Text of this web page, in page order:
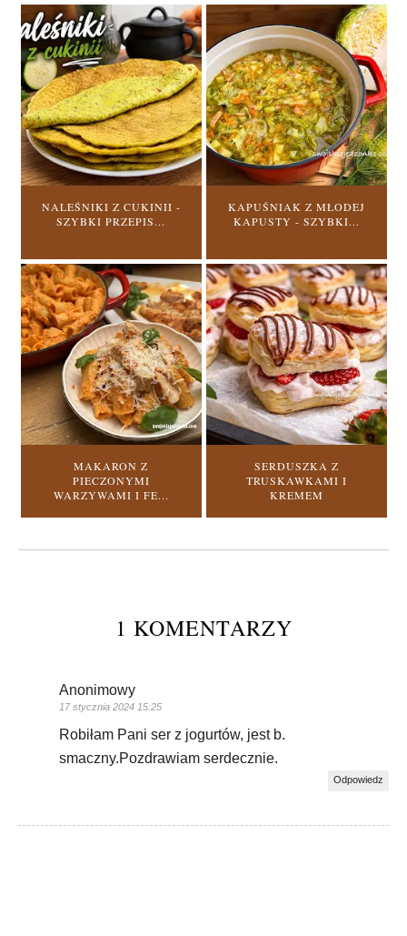
NALEŚNIKI Z CUKINII -
SZYBKI PRZEPIS...
KAPUŚNIAK Z MŁODEJ
KAPUSTY - SZYBKI...
MAKARON Z
PIECZONYMI
WARZYWAMI I FE...
SERDUSZKA Z
TRUSKAWKAMI I
KREMEM
1 KOMENTARZY
Anonimowy
17 stycznia 2024 15:25
Robiłam Pani ser z jogurtów, jest b.
smaczny.Pozdrawiam serdecznie.
Odpowiedz